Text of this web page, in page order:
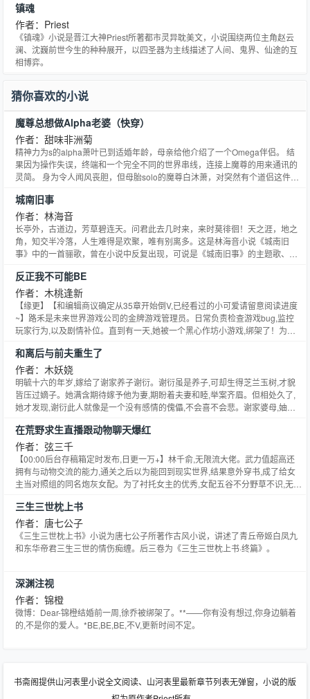
名合格的将军，最终，在诸位将领的不懈努力下，地球人类重新联合在一起，
成功夺回了自己的家园。“告我地球同胞，敌人没有无往不胜的锋锐，并非无可
战胜之神，但有我浩然军魂一息尚存，必与这些数典忘祖之辈血战到底，以安
我同胞生者之心，慰我同胞死者之灵。”“我等愿身化飞灰，扬于百万星河。”
——直到黎明前的最后一刻。
着纷飞的战火远眺，也能看到你在极目回望，视线相交的那一刻，便是上天赐
予的爱情了。而作者过硬的文笔也给了这种感情充分展现的空间，不矫揉造
作，不肤浅凌乱，一杆笔墨诉尽天下事、赤子心，让人回味不穷，想看更多番
外_(:з」∠)_。
镇魂
作者：Priest
《镇魂》小说是晋江大神Priest所著都市灵异耽美文，小说围绕两位主角赵云
澜、沈巍前世今生的种种展开，以四圣器为主线描述了人间、鬼界、仙途的互
相博弈。
猜你喜欢的小说
魔尊总想做Alpha老婆（快穿）
作者：甜味非洲菊
精神力为s的alpha萧叶已到适婚年龄，母亲给他介绍了一个Omega伴侣。 结
果因为操作失误，终端和一个完全不同的世界串线，连接上魔尊的用来通讯的
灵简。 身为令人闻风丧胆，但母胎solo的魔尊白沐萧，对突然有个道侣这件事
的字符。 #最后两个人阴差阳错，开始网恋 白沐潇：你好，本尊是焰龙魔尊，
叫白沐潇。本尊不清楚父母给本尊安排的婚事，也不知Omega是什么意思。
萧叶心里吐槽谁家的孩子这么中二，还自称魔尊，一边却故意挑逗：Omega的
意思是说你温柔善良、美丽动人、善解人意。 白沐潇高兴得红了脸：谢谢夸
赞，但本尊觉得自己应该是威武雄壮，气质不凡、身姿挺拔。 结果，在网恋谈
沐潇飞升后，去到萧叶的世界，而萧叶此时正在星际大战中，在终端收到白沐
萧的灵简传来的消息，不顾一切奔向正在找寻他的白沐萧。 二人在黑洞相遇，
双双卷入快穿世界。 第二个世界： 穿成雌虫？ 萧叶：为什么这只雄虫嚷嚷着
说是他伴侣？ 第三个世界： 穿成狼族兽人？ 萧叶：我把那白虎当朋友，他居
然想上我。 白沐潇：论如何不知不觉攻略老公。 第四个世界： 穿成游戏主
播？ 萧叶：隔壁影帝为何这么骚气。 白沐潇：爱他就要占有他，所以先征服他
的胃吧。 第五个世界： 穿成教授他哥？abo世界 萧叶：那个讨厌的Alpha突然
给他下跪，他该怎么办。 白沐潇：我就是腿有点软，所以老公能原谅他吗？ 第
六个世界： 穿成哥儿？ 萧叶：穿来这个世界第一天就结婚？而且还被嫌弃了？
后来。 白沐潇：我的老公，居然是被我嫌弃的夫郎？现在跪下还有救吗？ 第七
个世界: 穿成废物的契约兽？ 萧叶：？？？ 白沐潇：我的老公怎么还没破壳，
不会真的是个傻子吧。 其他世界待定 #前期受追攻，后期互宠。 外表强势内心
佛系攻VS铁憨憨倔强受 —— 以下是我可爱基友的文文——主攻 《我在古代开
农场》作者—砚昼 一句话简介：开农场开农场！ 文章ID：5221469 —— 《被
我渣过的前任都找上门了》 文章ID：5551709 作者：玖拾意 一句话简介：
扶我起来，我还能撩！ —— —— 我可爱的预收【国家要我直播养白虎】 吴离
是一个画师，因灵感缺失回到故乡寻找灵感。 某一天，他来到山顶上速写，却
突然被一只白色的老虎扑倒在地。 吴离以为自己要命丧于此，谁曾想白虎不仅
没有伤害他，还蹭他的胸口，露出肚皮让他摸。 吴离：？ 白虎缠上吴离，一步
也不愿离开他。吴离没办法，只能把他当儿子养。 直到某天，白虎突然变成
人，还亲热的叫他媳妇？ 吴离：？？？就离谱。 白湖是妖界中的一只未成年
虎，心心念念想找个伴侣过日子，偷溜出族地后，意外来到异世界。 他想，在
这里遇到的第一个生灵，就是他的命定伴侣。 然后白虎遇到了蛇、松鼠、兔子
去。 — 后来，因为国家的要求，吴离开始直播养虎生涯。 直播间里：白虎用
大爪子给吴离踩奶，用肚皮给他暖手 弹幕：这是老虎吗？这是老虎吧！真的太
凶萌了！ 弹幕：大猫咪就是最可爱的！ 吴离： 小剧场： 白湖：这虎毛衣怎么
样？我毛还很多，再给你织个毛裤？ 吴离：也、也行？本小说网提供甜味非洲
城南旧事
作者：林海音
长亭外，古道边，芳草碧连天。问君此去几时来，来时莫徘徊！天之涯，地之
角，知交半冷落，人生难得是欢聚，唯有别离多。这是林海音小说《城南旧
事》中的一首骊歌，曾在小说中反复出现，可说是《城南旧事》的主题歌、主
音在后记中说：读者有没有注意，每一段故事的结尾，里面的主角都离我而
去，一直到最后一篇的《爸爸的花儿落了》，亲爱的爸爸也去了，我的童年也
结束了。他这番话，准确地概括了《城南旧事》表现离愁的重要特点。《城南
旧事》没有正面描写旧时代中国的黑暗势力，林海音只是描写了自己少年时代
所见所闻的5个生活小故事和几个悲剧人物，但通过这5个悲剧故事及其背景的
暗和令人窒息的气氛。童心无欺，以小女孩英子的眼睛来观察社会，不禁让人
感到更加真实。林海音的《城南旧事》在艺术表现上主要采用中国文学传统的
白描手法，很少静止的去描写人物的复杂心理和自然风景，而主要通过人物的
言语和行动的简洁勾勒去刻画人物的性格和作品的主题。
反正我不可能BE
作者：木桃逢新
【缘更】【和编辑商议确定从35章开始倒V,已经看过的小可爱请留意阅读进度
~】路禾是未来世界游戏公司的金牌游戏管理员。日常负责检查游戏bug,监控
玩家行为,以及剧情补位。直到有一天,她被一个黑心作坊小游戏,绑架了！为了
梭在小作坊游戏里的各个世界……世界一：《女配她抢了编剧的笔》路禾穿成
了个炮灰女配不说,开场局面还挺焦灼。【系统】：世间有不死仙药,存于魔教手
中,女主因潜伏魔教骗取男主信任,终得抓住时机一举反攻,率名门正派直逼藏宝
阵法之前。男主身受重伤,却并不恨救赎了自己的女主,临死前甚至还想帮女走带
走一个最大的威胁——第一仙门赤极宗最有天赋的大小姐路禾。男主：我可以
门正派推向男主,让她问出关键。路禾：这种剧情我好像在哪里看过而且我似乎
知道他要说什么……果然,男主在她耳边轻声道：破阵关键就是——硬抗吧你。
先生诚不欺我！果然越俊美的男人就越是会骗人！路禾血压飙升差点原地飞升,
拔剑就砍向笑得张狂的男人——我可去你的吧！名门正派：不好！她已知晓秘
密,要杀人灭口独占秘密了！擒住她！逼问法门！情急之下,路禾被逼跳进了阵法
躲避追杀,就在男主柔情脉脉的望向女主,而名门正派急的原地打转时,藏匿仙药
的设下阵法的宝塔轰然崩塌。废墟之上,烟尘之中,路禾顶着一身圣洁圣光,如天
神下凡,将掌中的不死仙药碎为粉齑。众人惊慌上前接舔,路禾俯瞰眼前的荒唐凌
乱,冷冷一笑：氪金玩家,是不可能BE的！大战之后,路禾俘虏了男主,美艳的少女
挑着求生欲顽强的男人的下巴,说：想知道怎么样才能活下去吗？男人看着她的
眼神充满了奇异的光彩,似乎惊喜自己还有活路。路禾在他耳边吹气,幽幽道：想
松,搞笑,热血,怎么爽怎么写。2.角色三观并不带代表作者三观,可以讨论。3.男
主只有一个。2021.11.1第一次改文案2022.1.28修改文案~
和离后与前夫重生了
作者：木妖娆
明毓十六的年岁,嫁给了谢家养子谢衍。谢衍虽是养子,可却生得芝兰玉树,才貌
皆压过嫡子。她满含期待嫁予他为妻,期盼着夫妻和睦,举案齐眉。但相处久了,
她才发现,谢衍此人就像是一个没有感情的傀儡,不会喜不会悲。谢家婆母,妯娌
成婚六年后,明毓提了和离。谢衍应了。只是和离没多久,一次意外身亡,明毓重
生回了到了五年前,与谢衍才成婚一载之时。这一世,明毓已然心如止水。她觉得
如上一辈子那样,只要她提出和离,他就会同意。是以,她安排好一切后,提了和
离。那时,是明毓两世来,第一次看到谢衍沉了脸。他说：要和离,除非我死。
——————***
在荒野求生直播跟动物聊天爆红
作者：弦三千
【00:00后台存稿箱定时发布,日更一万+】林千俞,无限流大佬。武力值超高还
拥有与动物交流的能力,通关之后以为能回到现实世界,结果意外穿书,成了给女
主当对照组的同名炮灰女配。为了衬托女主的优秀,女配五谷不分野草不识,无脑
劳动为吃的努力时,女配只知道坐着等吃遇事就撤,衬的冲在前面的女主有勇有
谋,能吃苦不怕累。林千俞：……穿到参加求生综艺的第一天。看了直播预告的
观众涌入直播间一片骂声：【林千俞肩不能提手不能扛身体还不好,参加求生综
艺不是拖后腿吗？】【滚出节目组ok？】……弹幕骂的起劲,然而直播开始后,
淋上蜂蜜。【？？？说林千俞体弱多病的你站出来,来！这身手叫体弱多病,我叫
啥？半截入土？】【不像是特效,我再看看。】---意外碰上偷猎者,林千俞直接把
人打倒,奈何病弱Buff生效吐了口血。不过影响不大,正要继续动手。封靖野赶来
一把将林千俞扯到身后,掐着偷猎者脖子,面色阴鸷,你打她了？眼睛肿的看不见
人的偷猎者：？？？你TM——你再这样我可报警了！林千俞理都没理,指着黑
朋友的知名兽医,意外穿进真假千金文里,成为里面亲生父母不疼,养父母不爱的
真千金。想到后面虐身虐心嘎腰子的美妙剧情,温柚柠直接跑路。直播行业兴起,
三生三世枕上书
作者：唐七公子
《三生三世枕上书》小说为唐七公子所著作古风小说，讲述了青丘帝姬白凤九
和东华帝君三生三世的情伤痴缠。后三卷为《三生三世枕上书·终篇》。
深渊注视
作者：锦橙
微博：Dear-锦橙结婚前一周,徐乔被绑架了。**——你有没有想过,你身边躺着
的,不是你的爱人。*BE,BE,BE,不V,更新时间不定。
书斋阁提供山河表里小说全文阅读、山河表里最新章节列表无弹窗，小说的版